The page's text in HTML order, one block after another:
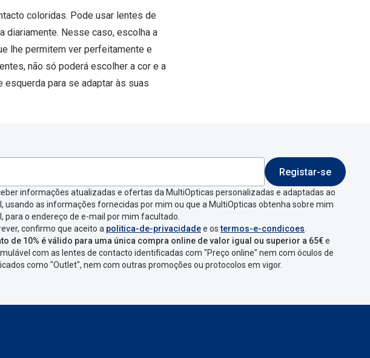
coloridas. Pode usar lentes de
diariamente. Nesse caso, escolha a
lhe permitem ver perfeitamente e
não só poderá escolher a cor e a
para se adaptar às suas
Registar-se
informações atualizadas e ofertas da MultiOpticas personalizadas e adaptadas ao
usando as informações fornecidas por mim ou que a MultiOpticas obtenha sobre mim
para o endereço de e-mail por mim facultado.
confirmo que aceito a politica-de-privacidadee ostermos-e-condicoes.
de 10% é válido para uma única compra online de valor igual ou superior a 65€e
com as lentes de contacto identificadas com "Preço online" nem com óculos de
como "Outlet", nem com outras promoções ou protocolos em vigor.